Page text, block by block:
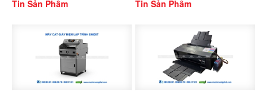
Gaoshang
Tin Sản Phẩm
L1300
Tin Sản Phẩm